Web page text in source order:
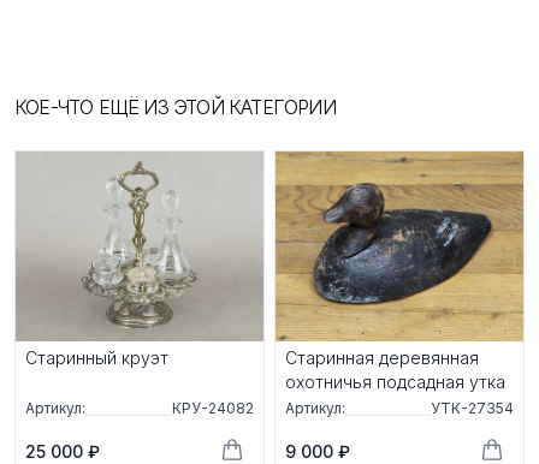
КОЕ-ЧТО ЕЩЁ ИЗ ЭТОЙ КАТЕГОРИИ
Старинный круэт
Артикул: КРУ-24082
25 000 ₽
Старинная деревянная
охотничья подсадная утка
Артикул: УТК-27354
9 000 ₽